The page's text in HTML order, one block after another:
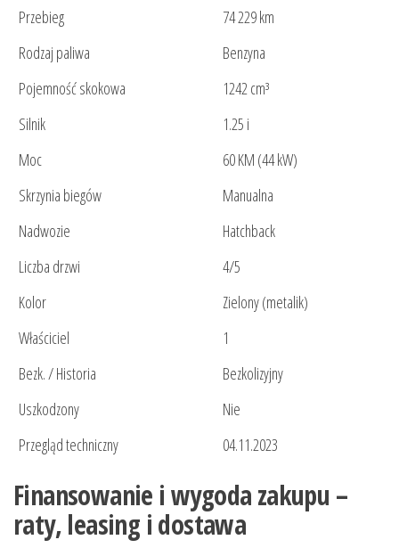
Przebieg
74 229 km
Rodzaj paliwa
Benzyna
Pojemność skokowa
1242 cm³
Silnik
1.25 i
Moc
60 KM (44 kW)
Skrzynia biegów
Manualna
Nadwozie
Hatchback
Liczba drzwi
4/5
Kolor
Zielony (metalik)
Właściciel
1
Bezk. / Historia
Bezkolizyjny
Uszkodzony
Nie
Przegląd techniczny
04.11.2023
Finansowanie i wygoda zakupu –
raty, leasing i dostawa